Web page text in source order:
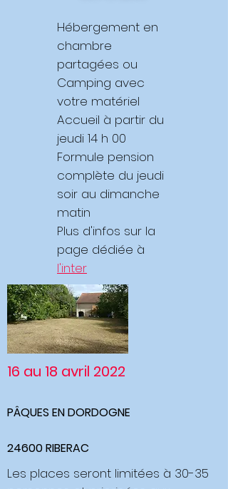
Hébergement en
chambre
partagées ou
Camping avec
votre matériel
Accueil à partir du
jeudi 14 h 00
Formule pension
complète du jeudi
soir au dimanche
matin
Plus d'infos sur la
page dédiée à
l'inter
16 au 18 avril 2022
PÂQUES EN DORDOGNE
24600 RIBERAC
Les places seront limitées à 30-35